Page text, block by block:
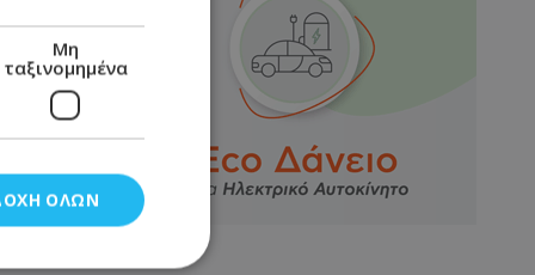
Μη
ταξινομημένα
ΌΛΩΝ